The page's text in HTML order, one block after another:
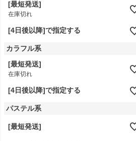
[最短発送]
在庫切れ
[4日後以降]で指定する
カラフル系
[最短発送]
在庫切れ
[4日後以降]で指定する
パステル系
[最短発送]